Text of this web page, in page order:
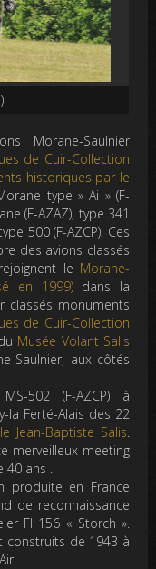
Morane-Saulnier
de Cuir-Collection
historiques par le
type » Ai » (F-
(F-AZAZ), type 341
500 (F-AZCP). Ces
des avions classés
le Morane-
en 1999)dans la
classés monuments
de Cuir-Collection
Musée Volant Salis
Saulnier, aux côtés
502 (F-AZCP) à
la Ferté-Alais des 22
Jean-Baptiste Salis.
merveilleux meeting
40 ans .
produite en France
de reconnaissance
FI 156 « Storch ».
construits de 1943 à